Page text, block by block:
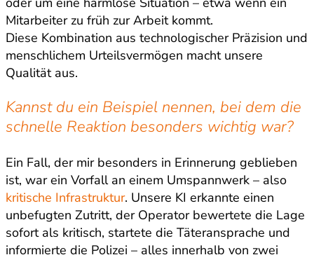
Mitarbeiter zu früh zur Arbeit kommt.
Diese Kombination aus technologischer Präzision und
menschlichem Urteilsvermögen macht unsere
Qualität aus.
Kannst du ein Beispiel nennen, bei dem die
schnelle Reaktion besonders wichtig war?
Ein Fall, der mir besonders in Erinnerung geblieben
ist, war ein Vorfall an einem Umspannwerk – also
kritische Infrastruktur. Unsere KI erkannte einen
unbefugten Zutritt, der Operator bewertete die Lage
sofort als kritisch, startete die Täteransprache und
informierte die Polizei – alles innerhalb von zwei